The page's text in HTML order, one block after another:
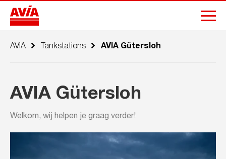
AVIA Tankstations AVIA Gütersloh
AVIA Gütersloh
Welkom, wij helpen je graag verder!